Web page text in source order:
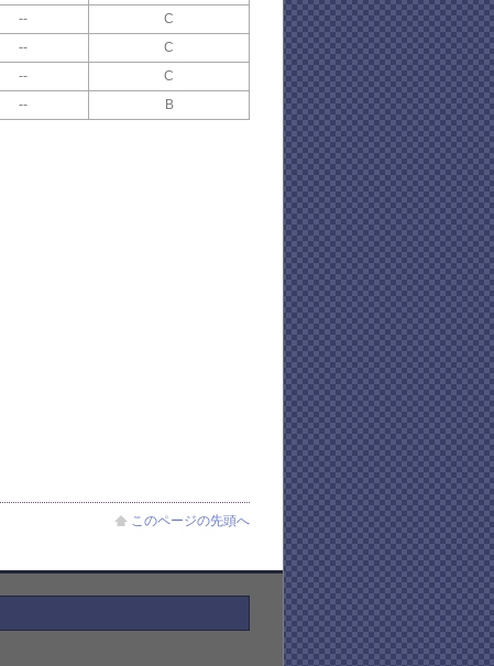
--
C
--
C
--
C
-- B
このページの先頭へ